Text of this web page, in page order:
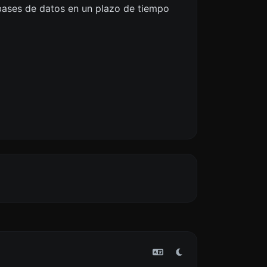
de datos en un plazo de tiempo